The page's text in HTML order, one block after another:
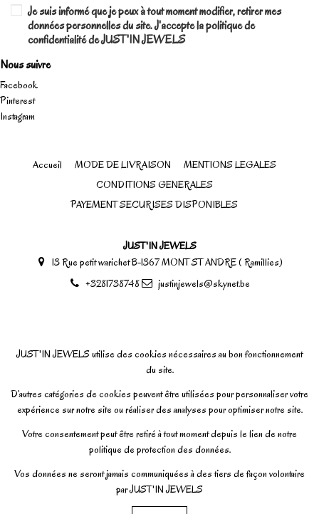
Je suis informé que je peux à tout moment modifier, retirer mes
données personnelles du site. J'accepte la politique de
confidentialité de JUST'IN JEWELS
Nous suivre
Facebook
Pinterest
Instagram
Accueil MODE DE LIVRAISON
MENTIONS LEGALES
CONDITIONS GENERALES
PAYEMENT SECURISES DISPONIBLES
JUST'IN JEWELS
13 Rue petit warichet B-1367 MONT ST ANDRE ( Ramillies)
+3281738748
justinjewels@skynet.be
JUST'IN JEWELS utilise des cookies nécessaires au bon fonctionnement
du site.
D’autres catégories de cookies peuvent être utilisées pour personnaliser votre
expérience sur notre site ou réaliser des analyses pour optimiser notre site.
Votre consentement peut être retiré à tout moment depuis le lien de notre
politique de protection des données.
Vos données ne seront jamais communiquées à des tiers de façon volontaire
par JUST'IN JEWELS